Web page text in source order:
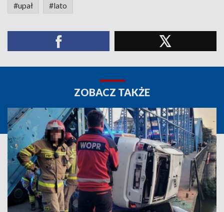
#upał #lato
ZOBACZ TAKŻE